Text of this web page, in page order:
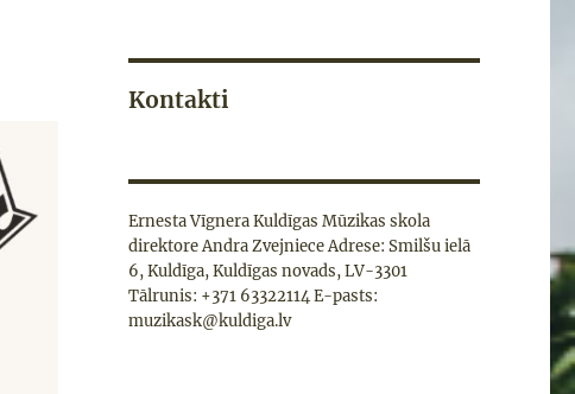
Kontakti
Ernesta Vīgnera Kuldīgas Mūzikas skola
direktore Andra Zvejniece Adrese: Smilšu ielā
6, Kuldīga, Kuldīgas novads, LV-3301
Tālrunis: +371 63322114 E-pasts:
muzikask@kuldiga.lv